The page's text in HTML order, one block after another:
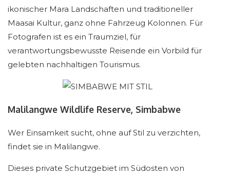
ikonischer Mara Landschaften und traditioneller
Maasai Kultur, ganz ohne Fahrzeug Kolonnen. Für
Fotografen ist es ein Traumziel, für
verantwortungsbewusste Reisende ein Vorbild für
gelebten nachhaltigen Tourismus.
Malilangwe Wildlife Reserve, Simbabwe
Wer Einsamkeit sucht, ohne auf Stil zu verzichten,
findet sie in Malilangwe.
Dieses private Schutzgebiet im Südosten von